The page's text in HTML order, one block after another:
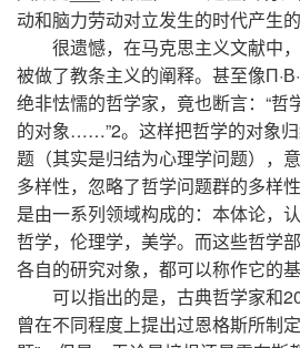
动和脑力劳动对立发生的时代产生
很遗憾，在马克思主义文献中
被做了教条主义的阐释。甚至像
绝非怯懦的哲学家，竟也断言：“哲
的对象……”2。这样把哲学的对象
题（其实是归结为心理学问题），
多样性，忽略了哲学问题群的多样
是由一系列领域构成的：本体论，
哲学，伦理学，美学。而这些哲学
各自的研究对象，都可以称作它的
可以指出的是，古典哲学家和
曾在不同程度上提出过恩格斯所制